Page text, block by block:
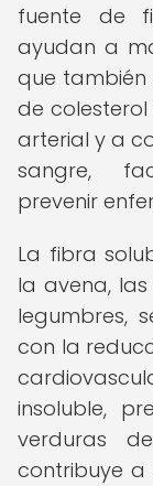
fuente de
ayudan a
que también
de colesterol
arterial y a
sangre,
prevenir
La fibra
la avena,
legumbres,
con la
insoluble,
verduras
contribuye